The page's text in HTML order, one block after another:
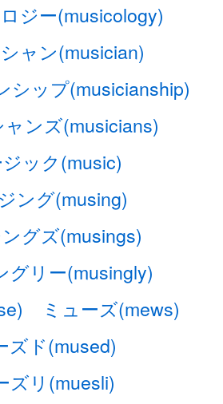
ジー(musicology)
ャン(musician)
シップ(musicianship)
ャンズ(musicians)
ック(music)
ング(musing)
グズ(musings)
グリー(musingly)
ミューズ(mews)
ズド(mused)
ズリ(muesli)